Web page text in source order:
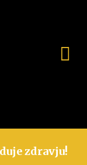
zdravju!